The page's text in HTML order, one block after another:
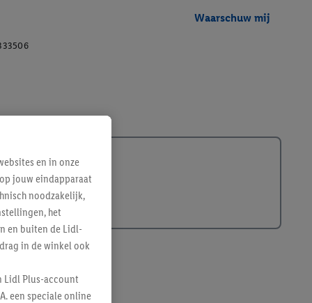
Waarschuw mij
en in onze
jouw eindapparaat
noodzakelijk,
het
en buiten de Lidl-
in de winkel ook
Lidl Plus-account
een speciale online